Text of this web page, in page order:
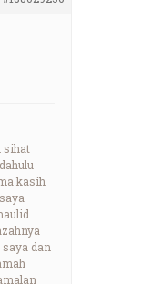
sihat
kasih
saya dan